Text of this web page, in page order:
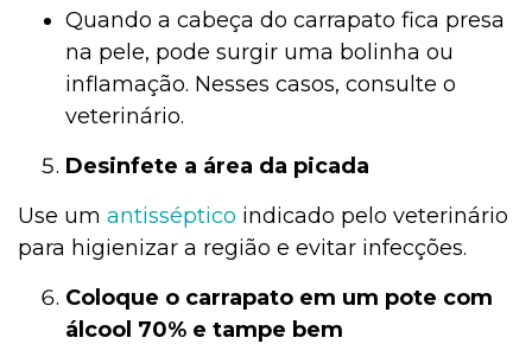
Quando a cabeça do carrapato fica presa
na pele, pode surgir uma bolinha ou
inflamação. Nesses casos, consulte o
veterinário.
Desinfete a área da picada
Use um antisséptico indicado pelo veterinário
para higienizar a região e evitar infecções.
Coloque o carrapato em um pote com
álcool 70% e tampe bem